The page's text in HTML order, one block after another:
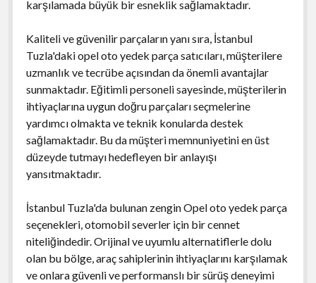
karşılamada büyük bir esneklik sağlamaktadır.
Kaliteli ve güvenilir parçaların yanı sıra, İstanbul
Tuzla'daki opel oto yedek parça satıcıları, müşterilere
uzmanlık ve tecrübe açısından da önemli avantajlar
sunmaktadır. Eğitimli personeli sayesinde, müşterilerin
ihtiyaçlarına uygun doğru parçaları seçmelerine
yardımcı olmakta ve teknik konularda destek
sağlamaktadır. Bu da müşteri memnuniyetini en üst
düzeyde tutmayı hedefleyen bir anlayışı
yansıtmaktadır.
İstanbul Tuzla'da bulunan zengin Opel oto yedek parça
seçenekleri, otomobil severler için bir cennet
niteliğindedir. Orijinal ve uyumlu alternatiflerle dolu
olan bu bölge, araç sahiplerinin ihtiyaçlarını karşılamak
ve onlara güvenli ve performanslı bir sürüş deneyimi